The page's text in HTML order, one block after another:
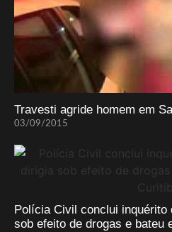
Travesti agride homem em
03/09/2015
Polícia Civil conclui
sob efeito de drogas e bateu